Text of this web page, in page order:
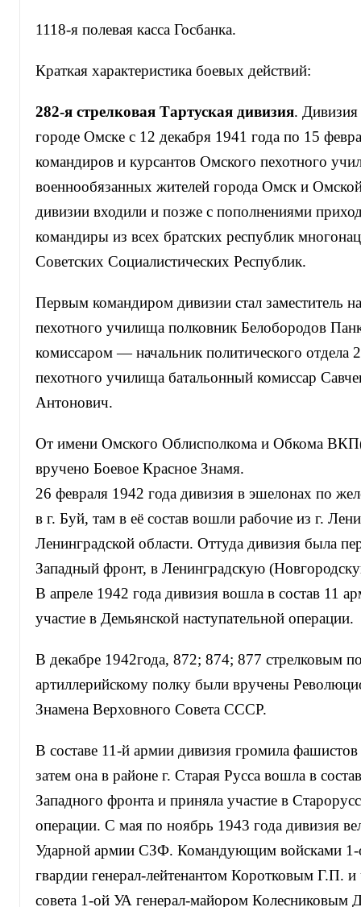
1118-я полевая касса Госбанка.
Краткая характеристика боевых действий:
282-я стрелковая Тартуская дивизия. Дивизия
городе Омске с 12 декабря 1941 года по 15
командиров и курсантов Омского пехотного
военнообязанных жителей города Омск и
дивизии входили и позже с пополнениями
командиры из всех братских республик
Советских Социалистических Республик.
Первым командиром дивизии стал заместитель
пехотного училища полковник Белобородов
комиссаром — начальник политического отдела
пехотного училища батальонный комиссар
Антонович.
От имени Омского Облисполкома и Обкома
вручено Боевое Красное Знамя.
26 февраля 1942 года дивизия в эшелонах по
в г. Буй, там в её состав вошли рабочие из г.
Ленинградской области. Оттуда дивизия была
Западный фронт, в Ленинградскую
В апреле 1942 года дивизия вошла в состав 11
участие в Демьянской наступательной операции.
В декабре 1942года, 872; 874; 877 стрелковым
артиллерийскому полку были вручены
Знамена Верховного Совета СССР.
В составе 11-й армии дивизия громила
затем она в районе г. Старая Русса вошла в
Западного фронта и приняла участие в
операции. С мая по ноябрь 1943 года дивизия
Ударной армии СЗФ. Командующим войсками 1-
гвардии генерал-лейтенантом Коротковым Г.П.
совета 1-ой УА генерал-майором Колесниковым